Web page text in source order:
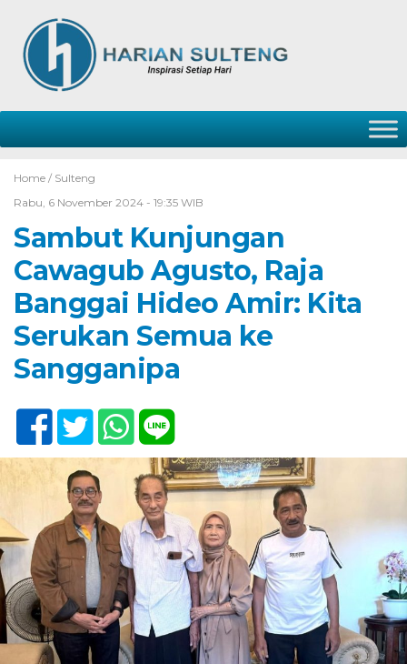
Home / Sulteng
Rabu, 6 November 2024 - 19:35 WIB
Sambut Kunjungan
Cawagub Agusto, Raja
Banggai Hideo Amir: Kita
Serukan Semua ke
Sangganipa